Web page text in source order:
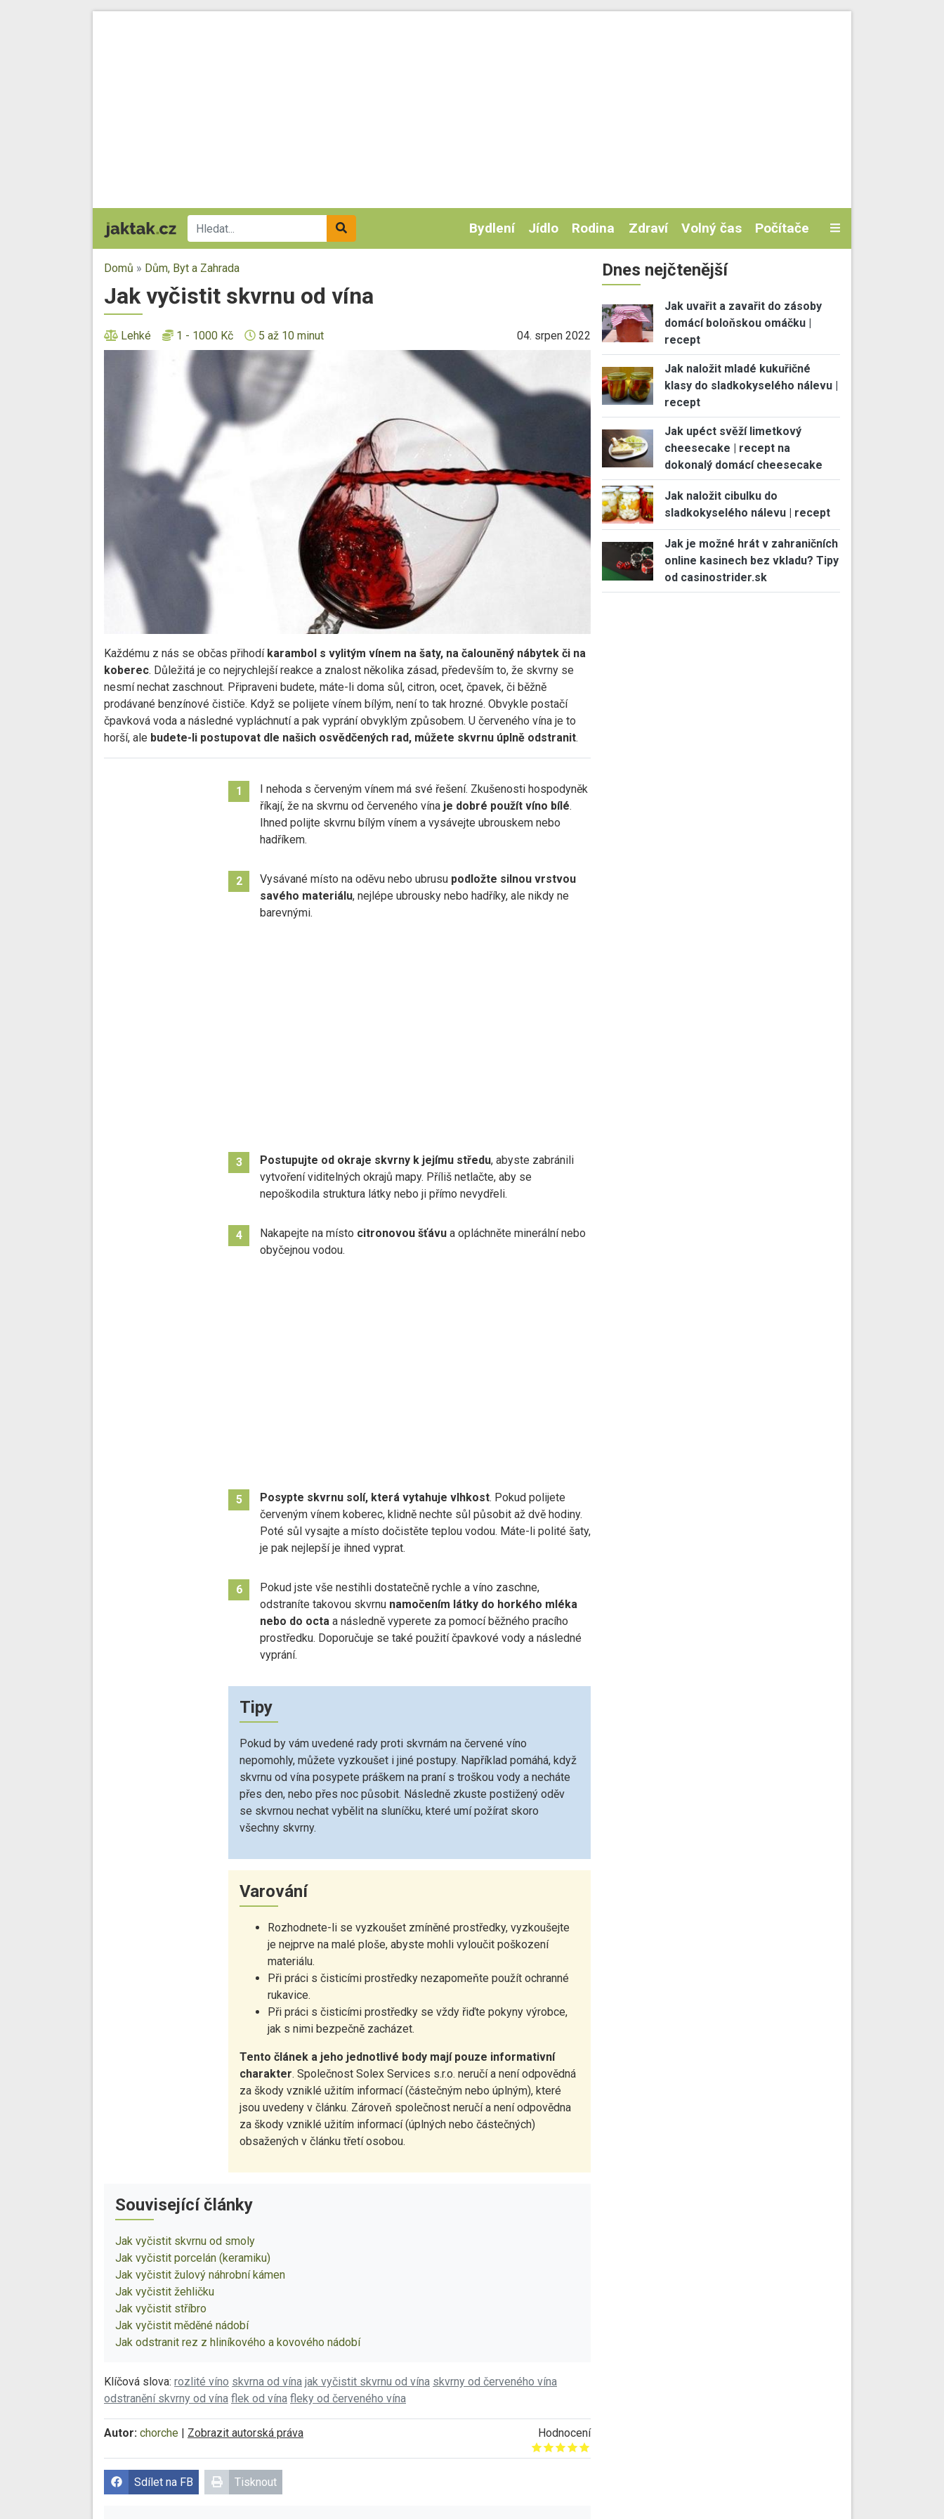
Bydlení Jídlo Rodina Zdraví Volný čas Počítače
Domů » Dům, Byt a Zahrada
Jak vyčistit skvrnu od vína
Lehké 1 - 1000 Kč 5 až 10 minut 04. srpen 2022
Každému z nás se občas přihodí karambol s vylitým vínem na šaty, na čalouněný nábytek či na
koberec. Důležitá je co nejrychlejší reakce a znalost několika zásad, především to, že skvrny se
nesmí nechat zaschnout. Připraveni budete, máte-li doma sůl, citron, ocet, čpavek, či běžně
prodávané benzínové čističe. Když se polijete vínem bílým, není to tak hrozné. Obvykle postačí
čpavková voda a následné vypláchnutí a pak vyprání obvyklým způsobem. U červeného vína je to
horší, ale budete-li postupovat dle našich osvědčených rad, můžete skvrnu úplně odstranit.
1
I nehoda s červeným vínem má své řešení. Zkušenosti hospodyněk
říkají, že na skvrnu od červeného vína je dobré použít víno bílé.
Ihned polijte skvrnu bílým vínem a vysávejte ubrouskem nebo
hadříkem.
2 Vysávané místo na oděvu nebo ubrusu podložte silnou vrstvou
savého materiálu, nejlépe ubrousky nebo hadříky, ale nikdy ne
barevnými.
3 Postupujte od okraje skvrny k jejímu středu, abyste zabránili
vytvoření viditelných okrajů mapy. Příliš netlačte, aby se
nepoškodila struktura látky nebo ji přímo nevydřeli.
4 Nakapejte na místo citronovou šťávua opláchněte minerální nebo
obyčejnou vodou.
5 Posypte skvrnu solí, která vytahuje vlhkost. Pokud polijete
červeným vínem koberec, klidně nechte sůl působit až dvě hodiny.
Poté sůl vysajte a místo dočistěte teplou vodou. Máte-li polité šaty,
je pak nejlepší je ihned vyprat.
6
Pokud jste vše nestihli dostatečně rychle a víno zaschne,
odstraníte takovou skvrnu namočením látky do horkého mléka
nebo do octaa následně vyperete za pomocí běžného pracího
prostředku. Doporučuje se také použití čpavkové vody a následné
vyprání.
Tipy
Pokud by vám uvedené rady proti skvrnám na červené víno
nepomohly, můžete vyzkoušet i jiné postupy. Například pomáhá, když
skvrnu od vína posypete práškem na praní s troškou vody a necháte
přes den, nebo přes noc působit. Následně zkuste postižený oděv
se skvrnou nechat vybělit na sluníčku, které umí požírat skoro
všechny skvrny.
Varování
Rozhodnete-li se vyzkoušet zmíněné prostředky, vyzkoušejte
je nejprve na malé ploše, abyste mohli vyloučit poškození
materiálu.
Při práci s čisticími prostředky nezapomeňte použít ochranné
rukavice.
Při práci s čisticími prostředky se vždy řiďte pokyny výrobce,
jak s nimi bezpečně zacházet.
Tento článek a jeho jednotlivé body mají pouze informativní
charakter. Společnost Solex Services s.r.o. neručí a není odpovědná
za škody vzniklé užitím informací (částečným nebo úplným), které
jsou uvedeny v článku. Zároveň společnost neručí a není odpovědna
za škody vzniklé užitím informací (úplných nebo částečných)
obsažených v článku třetí osobou.
Související články
Jak vyčistit skvrnu od smoly
Jak vyčistit porcelán (keramiku)
Jak vyčistit žulový náhrobní kámen
Jak vyčistit žehličku
Jak vyčistit stříbro
Jak vyčistit měděné nádobí
Jak odstranit rez z hliníkového a kovového nádobí
Klíčová slova: rozlité víno skvrna od vína jak vyčistit skvrnu od vína skvrny od červeného vína
odstranění skvrny od vína flek od vína fleky od červeného vína
Autor: chorche Zobrazit autorská práva
Hodnocení
Give it 1/5
Give it 2/5
Give it 3/5
Give it 4/5
Give it 5/5
Sdílet na FB Tisknout
Dnes nejčtenější
Jak uvařit a zavařit do zásoby
domácí boloňskou omáčku |
recept
Jak naložit mladé kukuřičné
klasy do sladkokyselého nálevu |
recept
Jak upéct svěží limetkový
cheesecake | recept na
dokonalý domácí cheesecake
Jak naložit cibulku do
sladkokyselého nálevu | recept
Jak je možné hrát v zahraničních
online kasinech bez vkladu? Tipy
od casinostrider.sk